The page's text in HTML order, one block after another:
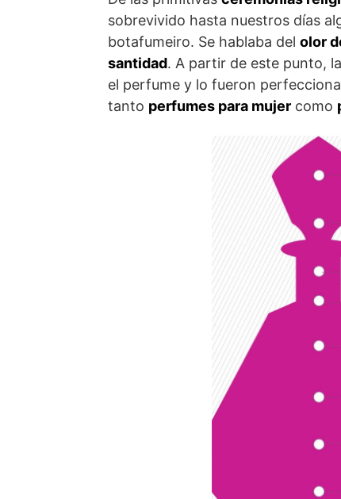
sobrevivido hasta nuestros días
botafumeiro. Se hablaba del olor
santidad. A partir de este punto,
el perfume y lo fueron
tanto perfumes para mujer como